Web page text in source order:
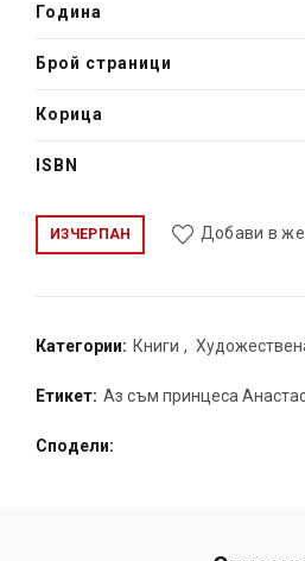
Година
Брой страници
Корица
ISBN
ИЗЧЕРПАН Добави в
Категории: Книги ,
Етикет: Аз съм принцеса
Сподели